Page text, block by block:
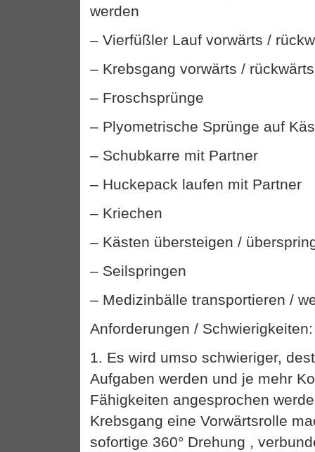
werden
– Vierfüßler Lauf vorwärts /
– Krebsgang vorwärts /
– Froschsprünge
– Plyometrische Sprünge auf
– Schubkarre mit Partner
– Huckepack laufen mit Partner
– Kriechen
– Kästen übersteigen /
– Seilspringen
– Medizinbälle transportieren /
Anforderungen / Schwierigkeiten:
1. Es wird umso schwieriger,
Aufgaben werden und je mehr
Fähigkeiten angesprochen
Krebsgang eine Vorwärtsrolle
sofortige 360° Drehung ,